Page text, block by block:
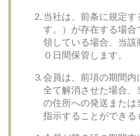
当社は、前条に規定す
す。）が存在する場
領している場合、当該
０日間保管します。
会員は、前項の期間内
全て解消させた場合、
の住所への発送または
指示することができる